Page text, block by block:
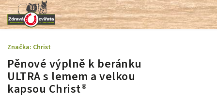
Pěnové výplně k beránku
ULTRA s lemem a velkou
kapsou Christ®
Značka: Christ